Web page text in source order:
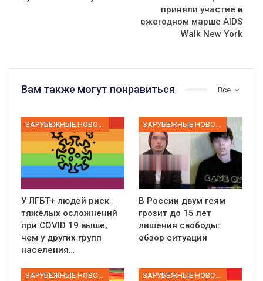
приняли участие в
ежегодном марше AIDS
Walk New York
Все
Вам также могут понравиться
ЗАРУБЕЖНЫЕ НОВОСТИ
У ЛГБТ+ людей риск
тяжёлых осложнений
при COVID 19 выше,
чем у других групп
населения…
ЗАРУБЕЖНЫЕ НОВОСТИ
В России двум геям
грозит до 15 лет
лишения свободы:
обзор ситуации
ЗАРУБЕЖНЫЕ НОВОСТИ ЗАРУБЕЖНЫЕ НОВОСТИ